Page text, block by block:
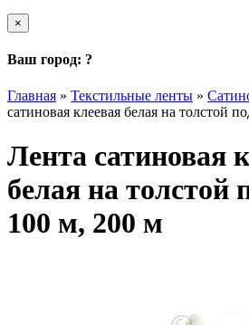
×
Ваш город: ?
Главная » Текстильные ленты »
сатиновая клеевая белая на толстой
Лента сатиновая
белая на толстой
100 м, 200 м